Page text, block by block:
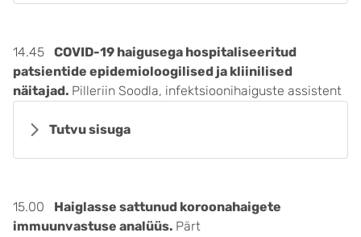
14.45 COVID-19 haigusega hospitaliseeritud
patsientide epidemioloogilised ja kliinilised
näitajad. Pilleriin Soodla, infektsioonihaiguste assistent
Tutvu sisuga
15.00 Haiglasse sattunud koroonahaigete
immuunvastuse analüüs. Pärt